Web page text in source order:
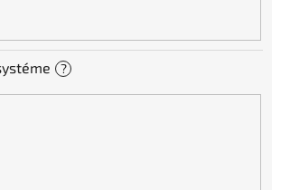
?